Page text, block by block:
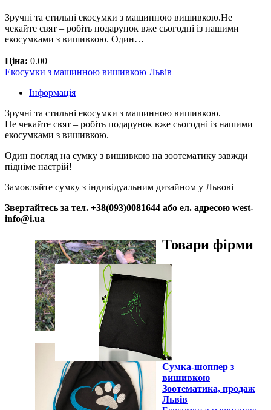
Зручні та стильні екосумки з машинною вишивкою.Не
чекайте свят – робіть подарунок вже сьогодні із нашими
екосумками з вишивкою. Один…
Ціна: 0.00
Екосумки з машинною вишивкою Львів
Інформація
Зручні та стильні екосумки з машинною вишивкою.
Не чекайте свят – робіть подарунок вже сьогодні із нашими
екосумками з вишивкою.
Один погляд на сумку з вишивкою на зоотематику завжди
підніме настрій!
Замовляйте сумку з індивідуальним дизайном у Львові
Звертайтесь за тел. +38(093)0081644 або ел. адресою west-
info@i.ua
Товари фірми
Перегляд
Сумка-шоппер з
вишивкою
Зоотематика, продаж
Львів